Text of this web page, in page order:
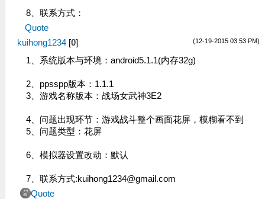
8、联系方式：
Quote
(12-19-2015 03:53 PM)
kuihong1234 [0]
1、系统版本与环境：android5.1.1(内存32g)
2、ppsspp版本：1.1.1
3、游戏名称版本：战场女武神3E2
4、问题出现环节：游戏战斗整个画面花屏，模糊看不到
5、问题类型：花屏
6、模拟器设置改动：默认
7、联系方式:kuihong1234@gmail.com
Quote